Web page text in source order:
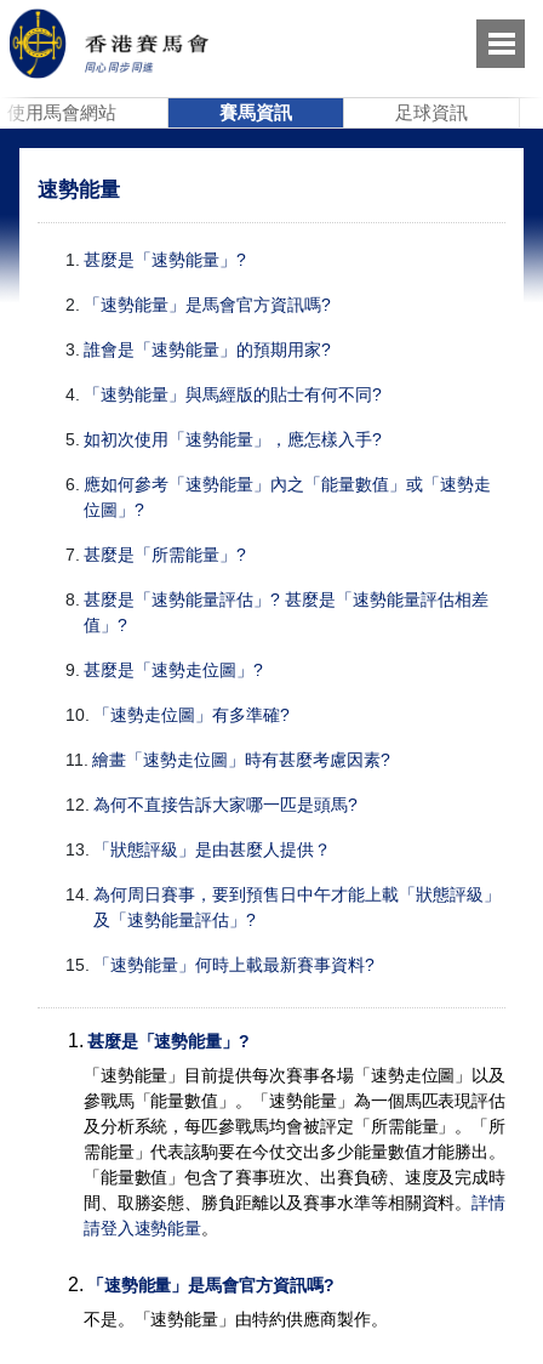
使用馬會網站 賽馬資訊 足球資訊
速勢能量
1 甚麼是「速勢能量」?
2 「速勢能量」是馬會官方資訊嗎?
3 誰會是「速勢能量」的預期用家?
4. 「速勢能量」與馬經版的貼士有何不同?
5. 如初次使用「速勢能量」，應怎樣入手?
6
應如何參考「速勢能量」內之「能量數值」或「速勢走
位圖」?
7 甚麼是「所需能量」?
8 甚麼是「速勢能量評估」? 甚麼是「速勢能量評估相差
值」?
9. 甚麼是「速勢走位圖」?
10. 「速勢走位圖」有多準確?
11 繪畫「速勢走位圖」時有甚麼考慮因素?
12 為何不直接告訴大家哪一匹是頭馬?
13 「狀態評級」是由甚麼人提供？
14. 為何周日賽事，要到預售日中午才能上載「狀態評級」
及「速勢能量評估」?
15. 「速勢能量」何時上載最新賽事資料?
1. 甚麼是「速勢能量」?
「速勢能量」目前提供每次賽事各場「速勢走位圖」以及
參戰馬「能量數值」。「速勢能量」為一個馬匹表現評估
及分析系統，每匹參戰馬均會被評定「所需能量」。「所
需能量」代表該駒要在今仗交出多少能量數值才能勝出。
「能量數值」包含了賽事班次、出賽負磅、速度及完成時
間、取勝姿態、勝負距離以及賽事水準等相關資料。詳情
請登入速勢能量。
2.
「速勢能量」是馬會官方資訊嗎?
不是。「速勢能量」由特約供應商製作。